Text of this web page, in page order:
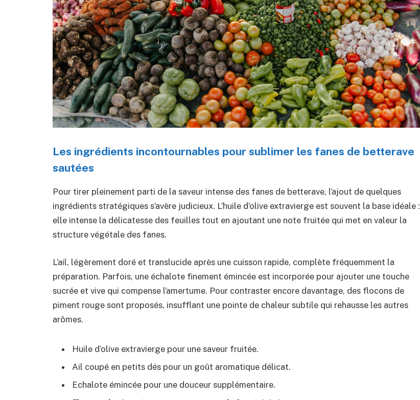
Les ingrédients incontournables pour sublimer les fanes de betterave
sautées
Pour tirer pleinement parti de la saveur intense des fanes de betterave, l’ajout de quelques
ingrédients stratégiques s’avère judicieux. L’huile d’olive extravierge est souvent la base idéale :
elle intense la délicatesse des feuilles tout en ajoutant une note fruitée qui met en valeur la
structure végétale des fanes.
L’ail, légèrement doré et translucide après une cuisson rapide, complète fréquemment la
préparation. Parfois, une échalote finement émincée est incorporée pour ajouter une touche
sucrée et vive qui compense l’amertume. Pour contraster encore davantage, des flocons de
piment rouge sont proposés, insufflant une pointe de chaleur subtile qui rehausse les autres
arômes.
Huile d’olive extravierge pour une saveur fruitée.
Ail coupé en petits dés pour un goût aromatique délicat.
Echalote émincée pour une douceur supplémentaire.